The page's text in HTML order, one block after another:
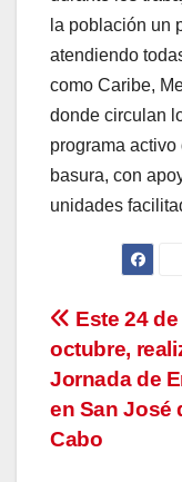
la población un
atendiendo
como Caribe,
donde circulan
programa
basura, con
unidades
de
Este 24 de
octubre,
Jornada de
en San José
Cabo